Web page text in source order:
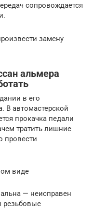
сопровождается
замену
альмера
в его
В автомастерской
прокачка педали
тратить лишние
провести
виде
— неисправен
резьбовые